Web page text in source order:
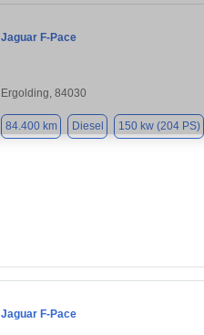
Jaguar F-Pace
Ergolding, 84030
84.400 km Diesel 150 kw (204 PS)
Jaguar F-Pace